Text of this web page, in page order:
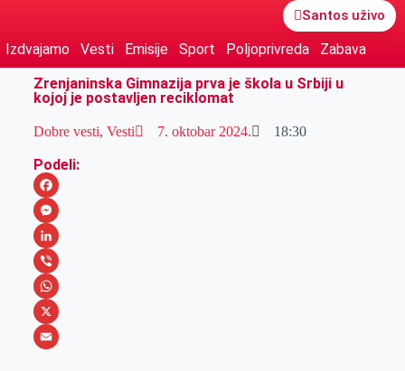
Santos uživo
Izdvajamo Vesti Emisije Sport Poljoprivreda
Zabava
Zrenjaninska Gimnazija prva je škola u Srbiji u
kojoj je postavljen reciklomat
Dobre vesti, Vesti 7. oktobar 2024. 18:30
Podeli:
F
a
c
e
b
o
M
e
s
s
e
L
i
n
k
V
i
b
W
h
X